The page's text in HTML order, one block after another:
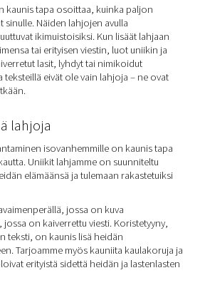
kaunis tapa osoittaa, kuinka paljon
sinulle. Näiden lahjojen avulla
ikimuistoisiksi. Kun lisäät lahjaan
tai erityisen viestin, luot uniikin ja
lasit, lyhdyt tai nimikoidut
teksteillä eivät ole vain lahjoja – ne ovat
lahjoja
isovanhemmille on kaunis tapa
Uniikit lahjamme on suunniteltu
elämäänsä ja tulemaan rakastetuiksi
jossa on kuva
on kaiverrettu viesti. Koristetyyny,
teksti, on kaunis lisä heidän
Tarjoamme myös kauniita kaulakoruja ja
erityistä sidettä heidän ja lastenlasten